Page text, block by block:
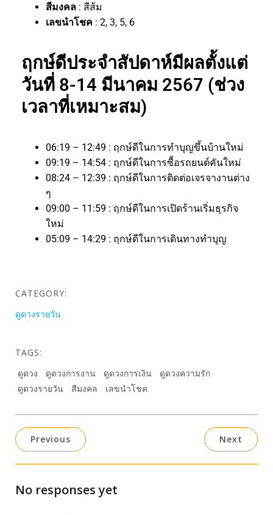
สีมงคล : สีส้ม
เลขนำโชค : 2, 3, 5, 6
ฤกษ์ดีประจำสัปดาห์มีผลตั้งแต่
วันที่ 8-14 มีนาคม 2567 (ช่วง
เวลาที่เหมาะสม)
06:19 – 12:49 : ฤกษ์ดีในการทำบุญขึ้นบ้านใหม่
09:19 – 14:54 : ฤกษ์ดีในการซื้อรถยนต์คันใหม่
08:24 – 12:39 : ฤกษ์ดีในการติดต่อเจรจางานต่าง
ๆ
09:00 – 11:59 : ฤกษ์ดีในการเปิดร้านเริ่มธุรกิจ
ใหม่
05:09 – 14:29 : ฤกษ์ดีในการเดินทางทำบุญ
CATEGORY:
ดูดวงรายวัน
TAGS:
ดูดวง
ดูดวงการงาน ดูดวงการเงิน
ดูดวงความรัก
ดูดวงรายวัน
สีมงคล เลขนำโชค
Previous Next
No responses yet